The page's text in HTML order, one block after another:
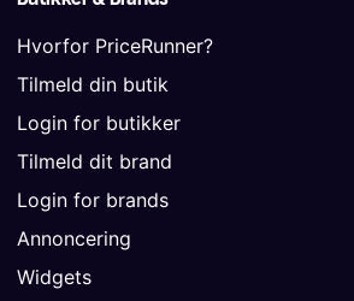
Hvorfor PriceRunner?
Tilmeld din butik
Login for butikker
Tilmeld dit brand
Login for brands
Annoncering
Widgets